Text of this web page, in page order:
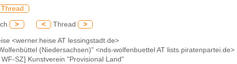
Thread
> < Thread >
<werner.heise AT lessingstadt.de>
(Niedersachsen)" <nds-wolfenbuettel AT lists.piratenpartei.de>
WF-SZ] Kunstverein "Provisional Land"